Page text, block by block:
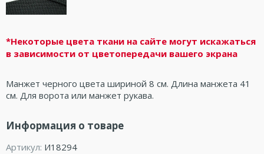
*Некоторые цвета ткани на сайте могут искажаться
в зависимости от цветопередачи вашего экрана
Манжет черного цвета шириной 8 см. Длина манжета 41
см. Для ворота или манжет рукава.
Информация о товаре
Артикул: И18294